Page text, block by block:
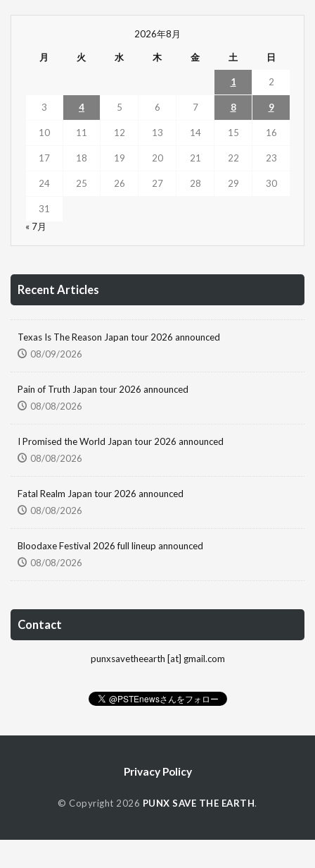
2026年8月
月 火 水 木 金 土 日
1 2
3 4 5 6 7 8 9
10 11 12 13 14 15 16
17 18 19 20 21 22 23
24 25 26 27 28 29 30
31
« 7月
Recent Articles
Texas Is The Reason Japan tour 2026 announced
08/09/2026
Pain of Truth Japan tour 2026 announced
08/08/2026
I Promised the World Japan tour 2026 announced
08/08/2026
Fatal Realm Japan tour 2026 announced
08/08/2026
Bloodaxe Festival 2026 full lineup announced
08/08/2026
Contact
punxsavetheearth [at] gmail.com
Privacy Policy
© Copyright 2026 PUNX SAVE THE EARTH.